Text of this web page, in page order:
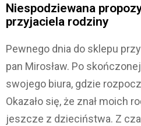
Niespodziewana
przyjaciela rodziny
Pewnego dnia do sklepu
pan Mirosław. Po
swojego biura, gdzie
Okazało się, że znał moich
jeszcze z dzieciństwa. Z